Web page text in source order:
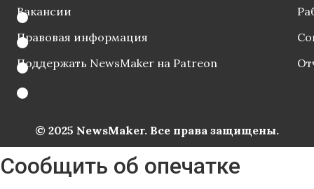
Вакансии
Правовая информация
Поддержать NewsMaker на Patreon
© 2025 NewsMaker. Все права защищены.
Сообщить об опечатке